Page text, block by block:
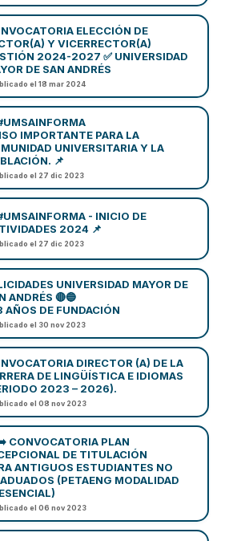
ELECCIÓN DE
Y VICERRECTOR(A)
2024-2027 ✅ UNIVERSIDAD
DE SAN ANDRÉS
el 18 mar 2024
IMPORTANTE PARA LA
UNIVERSITARIA Y LA
📌
el 27 dic 2023
- INICIO DE
2024 📌
el 27 dic 2023
UNIVERSIDAD MAYOR DE
ANDRÉS 🔴🔵
AÑOS DE FUNDACIÓN
el 30 nov 2023
DIRECTOR (A) DE LA
DE LINGÜÍSTICA E IDIOMAS
2023 – 2026).
el 08 nov 2023
CONVOCATORIA PLAN
DE TITULACIÓN
ANTIGUOS ESTUDIANTES NO
(PETAENG MODALIDAD
el 06 nov 2023